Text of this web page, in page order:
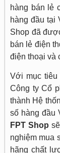
hàng bán lẻ
hàng đầu tại
Shop đã
bán lẻ điện
điện thoại và
Với mục tiêu
Công ty Cổ
thành Hệ
số hàng đầu
FPT Shop
nghiệm mua
hãng chất